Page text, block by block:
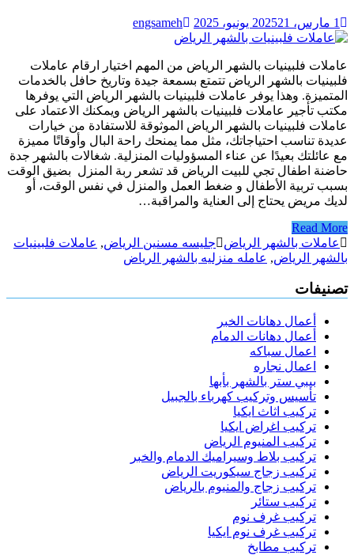
1 مارس، 2025 21 يونيو، 2025 engsameh
عاملات فلبينيات بالشهر الرياض من المهم اختيار ارقام عاملات
فلبينيات بالشهر الرياض تتمتع بسمعة جيدة وتاريخ حافل بالخدمات
المتميزة. وهذا يوفر عاملات فلبينيات بالشهر الرياض التي يوفرها
مكتب تأجير عاملات فلبينيات بالشهر الرياض ويمكنك الاعتماد على
عاملات فلبينيات بالشهر الرياض الموثوقة للاستفادة من خيارات
عديدة تناسب احتياجاتك، مثل مما يمنحك راحة البال وأوقاتًا مميزة
مع عائلتك بعيدًا عن عناء المسؤوليات المنزلية. شغالات بالشهر جدة
حاضنة اطفال تجي للبيت الرياض قد تشعر ربة المنزل بضيق الوقت
بسبب تربية الأطفال و ضغط العمل والمنزل في نفس الوقت، أو
لديك مريض يحتاج إلى العناية والمراقبة…
Read More
عاملات بالشهر الرياض
جليسه مسنين الرياض, عاملات فلبينيات
بالشهر الرياض, عامله منزليه بالشهر الرياض
تصنيفات
أعمال دهانات الخبر
أعمال دهانات الدمام
اعمال سباكه
اعمال نجاره
بيبي ستر بالشهر بأبها
تأسيس وتركيب كهرباء بالجبيل
تركيب اثاث ايكيا
تركيب اغراض ايكيا
تركيب المنيوم الرياض
تركيب بلاط وسيراميك الدمام والخبر
تركيب زجاج سيكوريت الرياض
تركيب زجاج والمنيوم بالرياض
تركيب ستائر
تركيب غرف نوم
تركيب غرف نوم ايكيا
تركيب مطابخ